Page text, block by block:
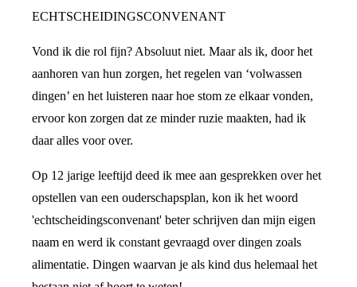
ECHTSCHEIDINGSCONVENANT
Vond ik die rol fijn? Absoluut niet. Maar als ik, door het
aanhoren van hun zorgen, het regelen van ‘volwassen
dingen’ en het luisteren naar hoe stom ze elkaar vonden,
ervoor kon zorgen dat ze minder ruzie maakten, had ik
daar alles voor over.
Op 12 jarige leeftijd deed ik mee aan gesprekken over het
opstellen van een ouderschapsplan, kon ik het woord
'echtscheidingsconvenant' beter schrijven dan mijn eigen
naam en werd ik constant gevraagd over dingen zoals
alimentatie. Dingen waarvan je als kind dus helemaal het